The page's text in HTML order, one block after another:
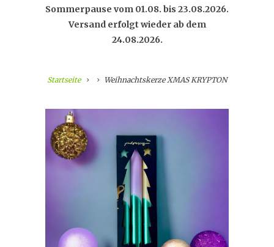
Sommerpause vom 01.08. bis 23.08.2026.
Versand erfolgt wieder ab dem
24.08.2026.
Startseite Weihnachtskerze XMAS KRYPTON